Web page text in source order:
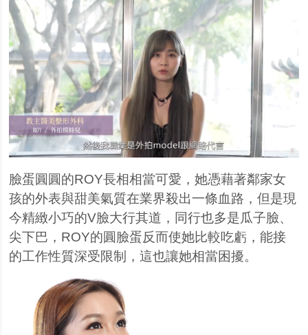
臉蛋圓圓的ROY長相相當可愛，她憑藉著鄰家女
孩的外表與甜美氣質在業界殺出一條血路，但是現
今精緻小巧的V臉大行其道，同行也多是瓜子臉、
尖下巴， ROY的圓臉蛋反而使她比較吃虧，能接
的工作性質深受限制，這也讓她相當困擾。